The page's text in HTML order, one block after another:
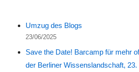
Umzug des Blogs
23/06/2025
Save the Date! Barcamp für mehr
der Berliner Wissenslandschaft,